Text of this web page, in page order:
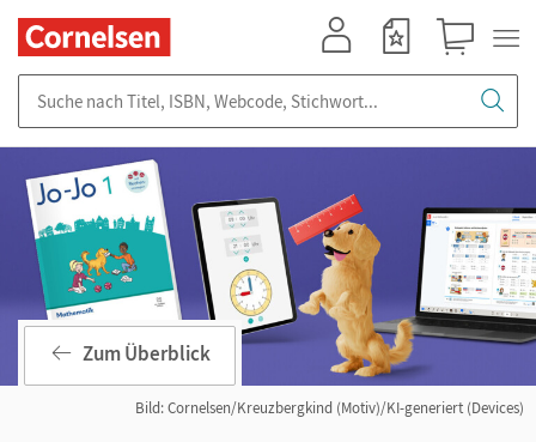
Bild: Cornelsen/Kreuzbergkind (Motiv)/KI-generiert (Devices)
Zum Überblick